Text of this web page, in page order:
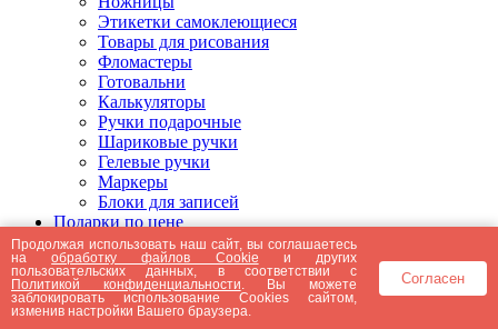
Этикетки самоклеющиеся
Товары для рисования
Фломастеры
Готовальни
Калькуляторы
Ручки подарочные
Шариковые ручки
Гелевые ручки
Маркеры
Блоки для записей
Подарки по цене
Подарки от 5000 рублей
Подарки до 5000 рублей
Подарки до 3000 рублей
Подарки до 2000 рублей
Подарки до 1000 рублей
Продолжая использовать наш сайт, вы соглашаетесь
наобработку файлов Cookie и других
пользовательских данных, в соответствии с
Политикой конфиденциальности . Вы можете
заблокировать использование Cookies сайтом,
изменив настройки Вашего браузера.
Согласен